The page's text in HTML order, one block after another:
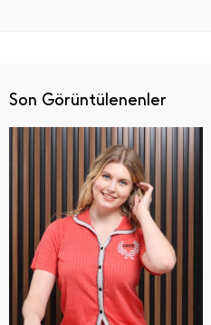
Son Görüntülenenler